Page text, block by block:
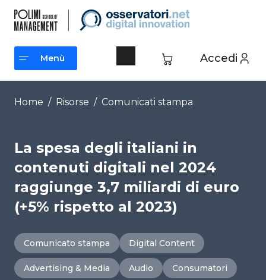
contenuto
Accedi
Menù
Menù
Home / Risorse / Comunicati stampa
La spesa degli italiani in
contenuti digitali nel 2024
raggiunge 3,7 miliardi di euro
(+5% rispetto al 2023)
Comunicato stampa Digital Content
Advertising & Media Audio Consumatori